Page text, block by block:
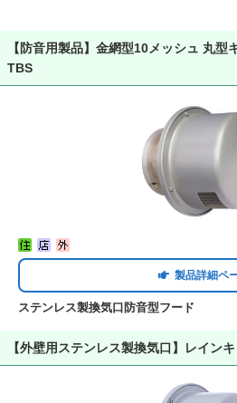
【防音用製品】金網型10メッシュ 丸型
TBS
製品詳細ペ
ステンレス製換気口防音型フード
【外壁用ステンレス製換気口】レイン